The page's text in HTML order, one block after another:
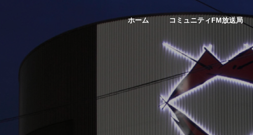
ホーム コミュニティFM放送局